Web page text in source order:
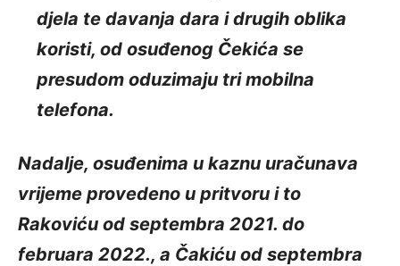
djela te davanja dara i drugih oblika
koristi, od osuđenog Čekića se
presudom oduzimaju tri mobilna
telefona.
Nadalje, osuđenima u kaznu uračunava
vrijeme provedeno u pritvoru i to
Rakoviću od septembra 2021. do
februara 2022., a Čakiću od septembra